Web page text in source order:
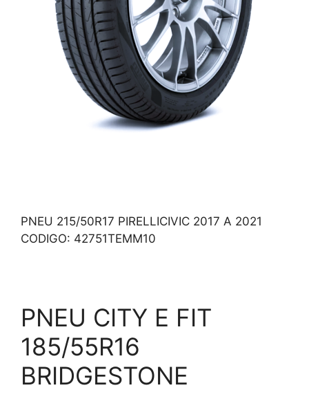
PNEU 215/50R17 PIRELLICIVIC 2017 A 2021
CODIGO: 42751TEMM10
PNEU CITY E FIT
185/55R16
BRIDGESTONE